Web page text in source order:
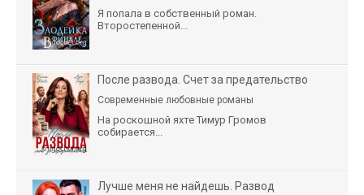
Я попала в собственный роман.
Второстепенной...
После развода. Счет за предательство
Современные любовные романы
На роскошной яхте Тимур Громов
собирается...
Лучше меня не найдешь. Развод